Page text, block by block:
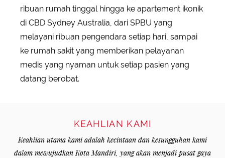
ribuan rumah tinggal hingga ke apartement ikonik
di CBD Sydney Australia, dari SPBU yang
melayani ribuan pengendara setiap hari, sampai
ke rumah sakit yang memberikan pelayanan
medis yang nyaman untuk setiap pasien yang
datang berobat.
KEAHLIAN KAMI
Keahlian utama kami adalah kecintaan dan kesungguhan kami
dalam mewujudkan Kota Mandiri, yang akan menjadi pusat gaya